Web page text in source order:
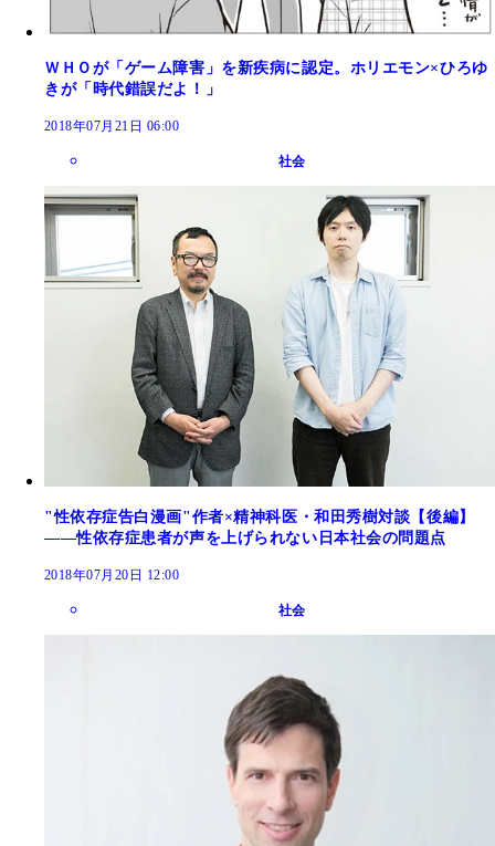
ＷＨＯが「ゲーム障害」を新疾病に認定。ホリエモン×ひろゆ
きが「時代錯誤だよ！」
2018年07月21日 06:00
社会
"性依存症告白漫画"作者×精神科医・和田秀樹対談【後編】
――性依存症患者が声を上げられない日本社会の問題点
2018年07月20日 12:00
社会